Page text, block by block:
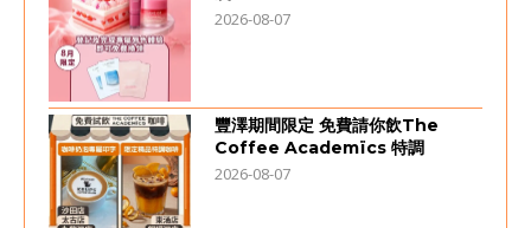
2026-08-07
豐澤期間限定 免費請你飲The
Coffee Academïcs 特調
2026-08-07